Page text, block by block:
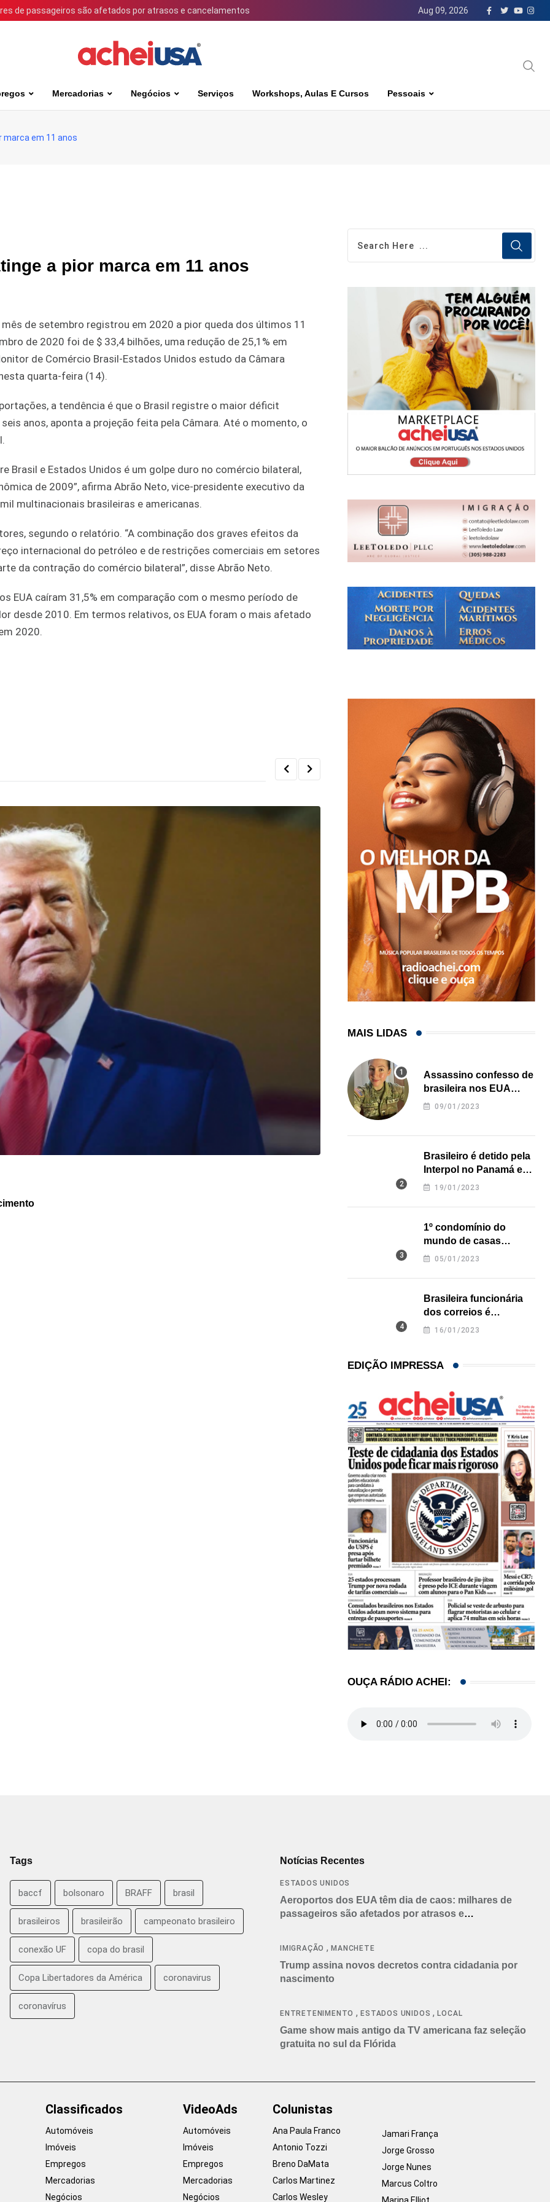
de passageiros são afetados por atrasos e cancelamentos Aug 09, 2026
Mercadorias Negócios Serviços Workshops, Aulas E Cursos Pessoais
marca em 11 anos
a pior marca em 11 anos
de setembro registrou em 2020 a pior queda dos últimos 11
de 2020 foi de $ 33,4 bilhões, uma redução de 25,1% em
de Comércio Brasil-Estados Unidos estudo da Câmara
quarta-feira (14).
a tendência é que o Brasil registre o maior déficit
anos, aponta a projeção feita pela Câmara. Até o momento, o
Brasil e Estados Unidos é um golpe duro no comércio bilateral,
de 2009”, afirma Abrão Neto, vice-presidente executivo da
multinacionais brasileiras e americanas.
segundo o relatório. “A combinação dos graves efeitos da
internacional do petróleo e de restrições comerciais em setores
da contração do comércio bilateral”, disse Abrão Neto.
EUA caíram 31,5% em comparação com o mesmo período de
desde 2010. Em termos relativos, os EUA foram o mais afetado
2020.
IMIGRAÇÃO
MAIS LIDAS
Assassino confesso de
brasileira nos EUA
revela onde deixou o
09/01/2023
Brasileiro é detido pela
Interpol no Panamá e
pode pegar prisão
19/01/2023
1º condomínio do
mundo de casas
impressas em 3D é
05/01/2023
Brasileira funcionária
dos correios é
assassinada a facadas
16/01/2023
EDIÇÃO IMPRESSA
OUÇA RÁDIO ACHEI:
Tags
baccf bolsonaro BRAFF brasil
brasileiros brasileirão campeonato brasileiro
conexão UF copa do brasil
Copa Libertadores da América coronavirus
coronavírus
Notícias Recentes
ESTADOS UNIDOS
Aeroportos dos EUA têm dia de caos: milhares de
passageiros são afetados por atrasos e
IMIGRAÇÃO ,MANCHETE
Trump assina novos decretos contra cidadania por
nascimento
ENTRETENIMENTO ,ESTADOS UNIDOS ,LOCAL
Game show mais antigo da TV americana faz seleção
gratuita no sul da Flórida
Classificados
Automóveis
Imóveis
Empregos
Mercadorias
Negócios
VideoAds
Automóveis
Imóveis
Empregos
Mercadorias
Negócios
Colunistas
Ana Paula Franco
Antonio Tozzi
Breno DaMata
Carlos Martinez
Carlos Wesley
Jamari França
Jorge Grosso
Jorge Nunes
Marcus Coltro